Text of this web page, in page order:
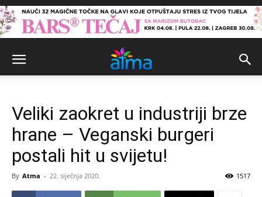
Veliki zaokret u industriji brze
hrane – Veganski burgeri
postali hit u svijetu!
By Atma - 22. siječnja 2020. 1517